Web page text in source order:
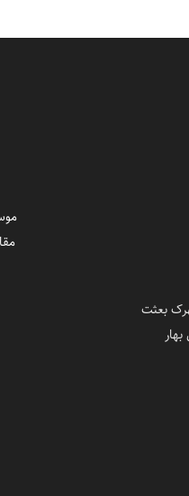
بعثت